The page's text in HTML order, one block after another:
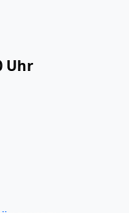
Uhr